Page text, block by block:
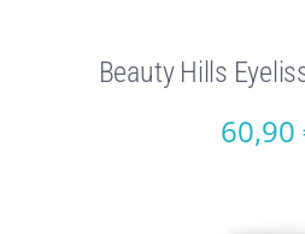
Beauty Hills
60,90